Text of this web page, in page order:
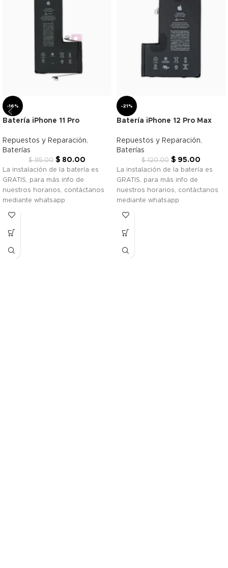
-16%
Batería iPhone 11 Pro
Repuestos y Reparación,
Baterías
$95.00 $ 80.00
La instalación de la batería es
GRATIS, para más info de
nuestros horarios, contáctanos
mediante whatsapp
-21%
Batería iPhone 12 Pro Max
Repuestos y Reparación,
Baterías
$120.00 $ 95.00
La instalación de la batería es
GRATIS, para más info de
nuestros horarios, contáctanos
mediante whatsapp